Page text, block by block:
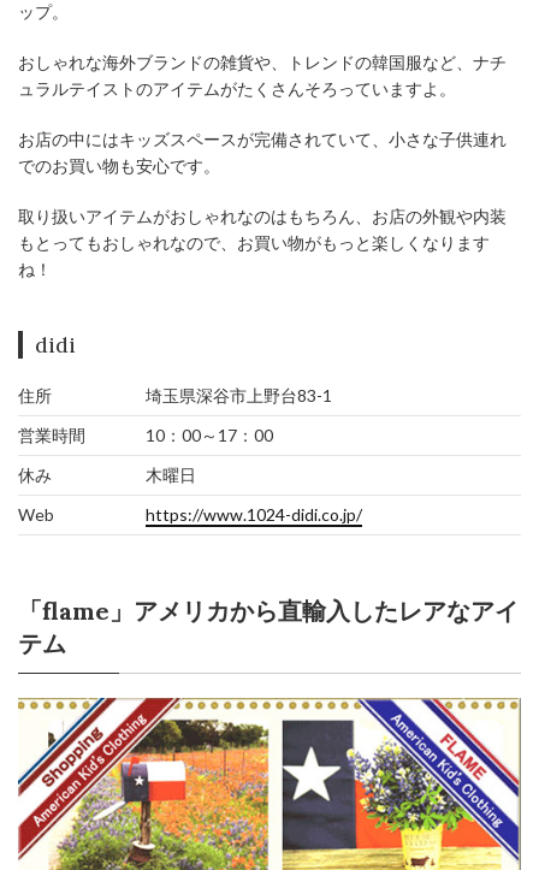
ップ。
おしゃれな海外ブランドの雑貨や、トレンドの韓国服など、ナチ
ュラルテイストのアイテムがたくさんそろっていますよ。
お店の中にはキッズスペースが完備されていて、小さな子供連れ
でのお買い物も安心です。
取り扱いアイテムがおしゃれなのはもちろん、お店の外観や内装
もとってもおしゃれなので、お買い物がもっと楽しくなります
ね！
didi
住所
埼玉県深谷市上野台83-1
営業時間
10：00～17：00
休み
木曜日
Web
https://www.1024-didi.co.jp/
「flame」アメリカから直輸入したレアなアイ
テム